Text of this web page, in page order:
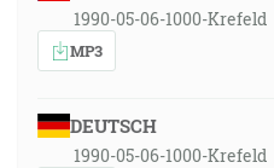
1990-05-06-1000-Krefeld
MP3
DEUTSCH
1990-05-06-1000-Krefeld